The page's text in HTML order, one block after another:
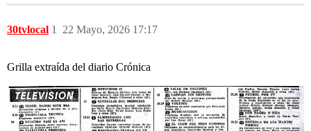
30tvlocal 22 Mayo, 2026 17:17
1
Grilla extraída del diario Crónica